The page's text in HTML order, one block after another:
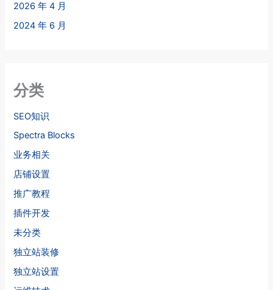
2026 年 4 月
2024 年 6 月
分类
SEO知识
Spectra Blocks
业务相关
店铺设置
推广教程
插件开发
未分类
独立站装修
独立站设置